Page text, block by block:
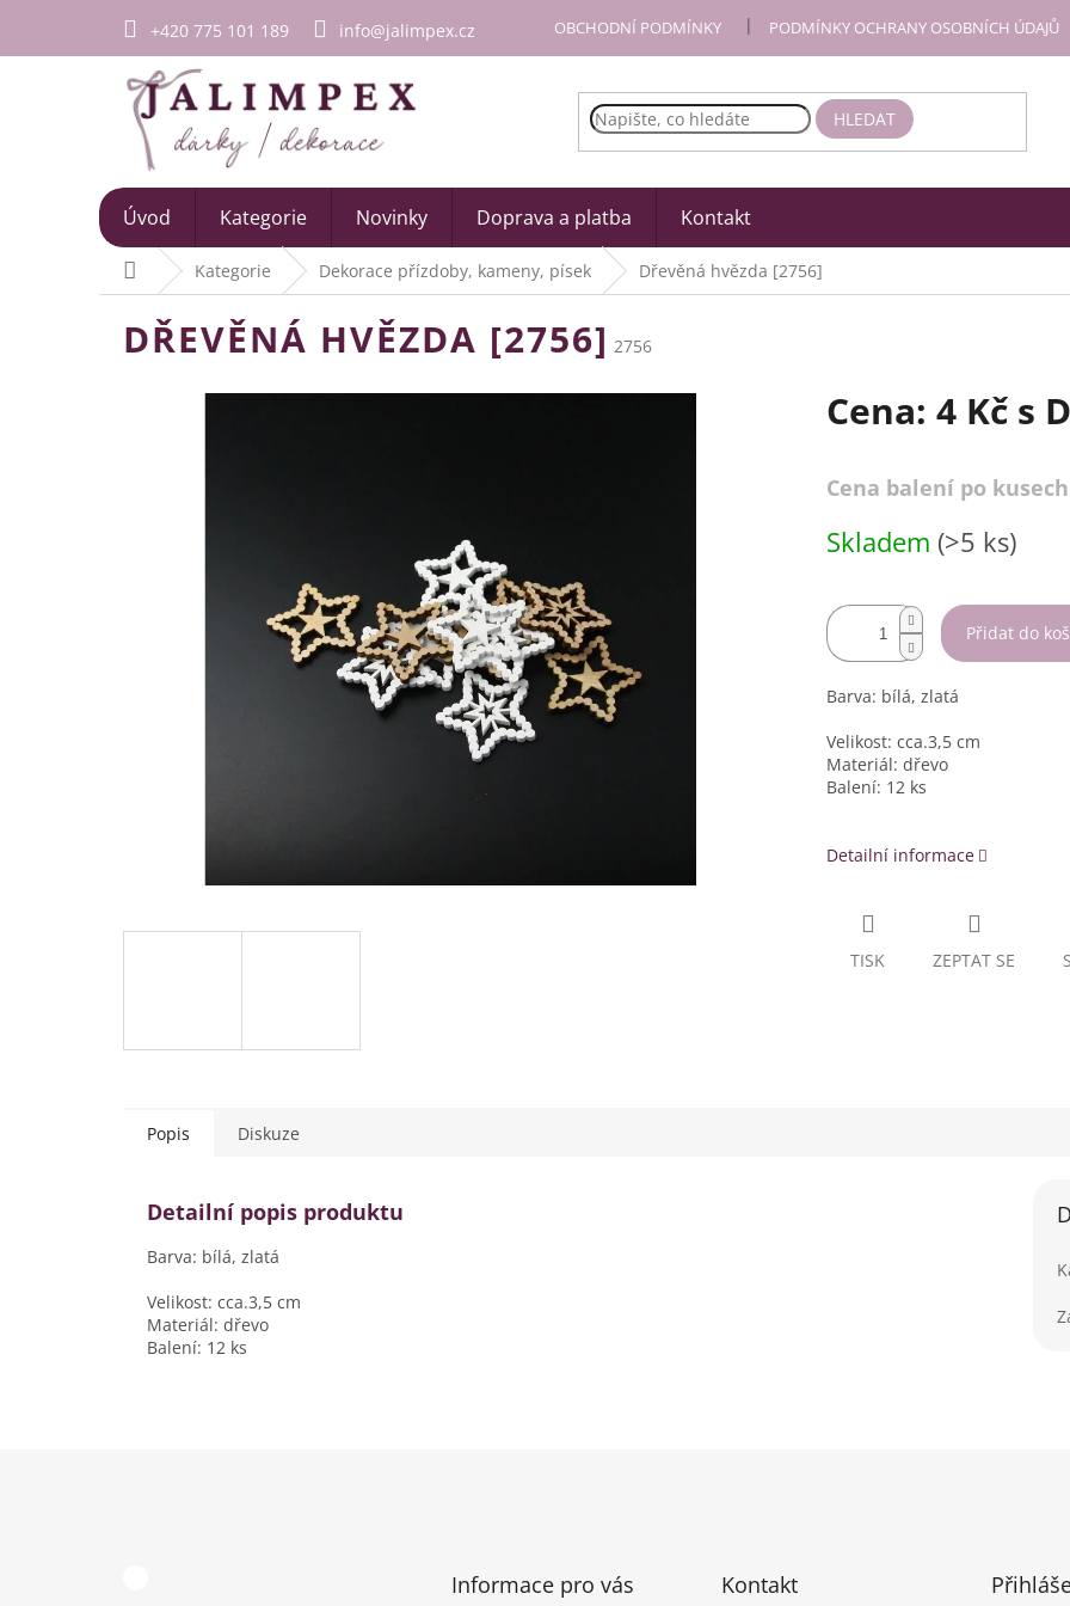
obsah
+420 775 101 189 info@jalimpex.cz OBCHODNÍ PODMÍNKY PODMÍNKY OCHRANY OSOBNÍCH ÚDAJŮ
HLEDAT
Úvod Kategorie Novinky Doprava a platba Kontakt
Domů Kategorie Dekorace přízdoby, kameny, písek Dřevěná hvězda [2756]
DŘEVĚNÁ HVĚZDA [2756] 2756
Cena: 4 Kč s
Cena balení po
cena:
Skladem (>5 ks)
Přidat do
Barva: bílá, zlatá
Velikost: cca.3,5 cm
Materiál: dřevo
Balení: 12 ks
Detailní informace
TISK ZEPTAT SE
Popis Diskuze
Detailní popis produktu
Barva: bílá, zlatá
Velikost: cca.3,5 cm
Materiál: dřevo
Balení: 12 ks
Informace pro vás Kontakt